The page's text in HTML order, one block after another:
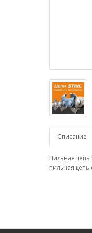
Описание
Пильная цепь
пильная цепь